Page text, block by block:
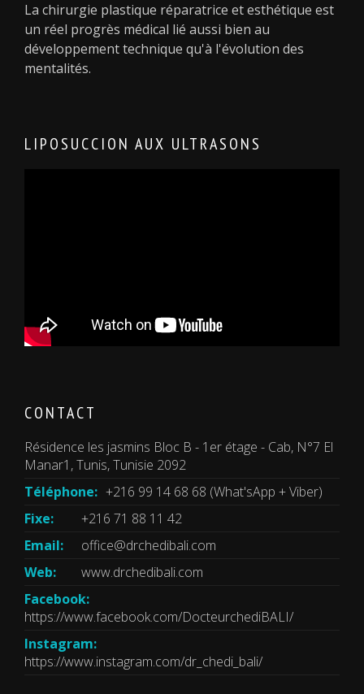
La chirurgie plastique réparatrice et esthétique est
un réel progrès médical lié aussi bien au
développement technique qu'à l'évolution des
mentalités.
LIPOSUCCION AUX ULTRASONS
CONTACT
Résidence les jasmins Bloc B - 1er étage - Cab, N°7 El
Manar1, Tunis, Tunisie 2092
Téléphone: +216 99 14 68 68 (What'sApp + Viber)
Fixe:
+216 71 88 11 42
Email:
office@drchedibali.com
Web:
www.drchedibali.com
Facebook:
https://www.facebook.com/DocteurchediBALI/
Instagram:
https://www.instagram.com/dr_chedi_bali/